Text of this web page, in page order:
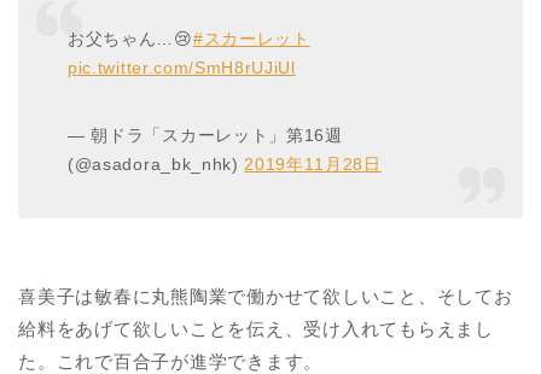
お父ちゃん…😢#スカーレット
pic.twitter.com/SmH8rUJiUl
— 朝ドラ「スカーレット」第16週
(@asadora_bk_nhk)2019年11月28日
喜美子は敏春に丸熊陶業で働かせて欲しいこと、そしてお
給料をあげて欲しいことを伝え、受け入れてもらえまし
た。これで百合子が進学できます。